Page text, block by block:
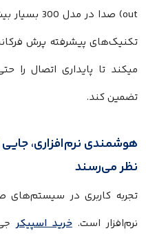
میکند تا پایداری اتصال را
تضمین کند.
هوشمندی نرم‌افزاری،
نظر می‌رسند
تجربه کاربری در سیستم‌های
نرم‌افزار است.خرید اسپیکر